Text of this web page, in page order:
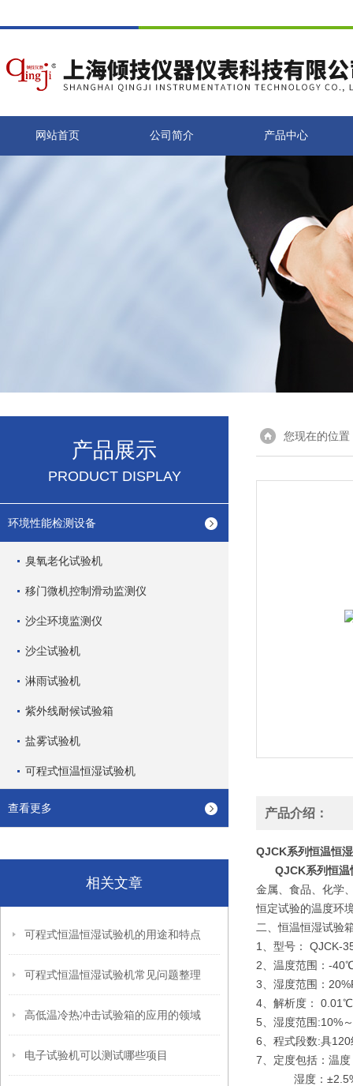
网站首页 公司简介 产品中心
产品展示
PRODUCT DISPLAY
环境性能检测设备
臭氧老化试验机
移门微机控制滑动监测仪
沙尘环境监测仪
沙尘试验机
淋雨试验机
紫外线耐候试验箱
盐雾试验机
可程式恒温恒湿试验机
查看更多
相关文章
可程式恒温恒湿试验机的用途和特点
可程式恒温恒湿试验机常见问题整理
高低温冷热冲击试验箱的应用的领域
电子试验机可以测试哪些项目
您现在的位置
产品介绍：
QJCK系列恒温恒
QJCK系列恒温
金属、食品、化学
恒定试验的温度环
二、恒温恒湿试验
1、型号： QJCK-
2、温度范围：-
3、湿度范围：
4、解析度：
5、湿度范围:10%
6、程式段数:具
7、定度包括：温
湿度：